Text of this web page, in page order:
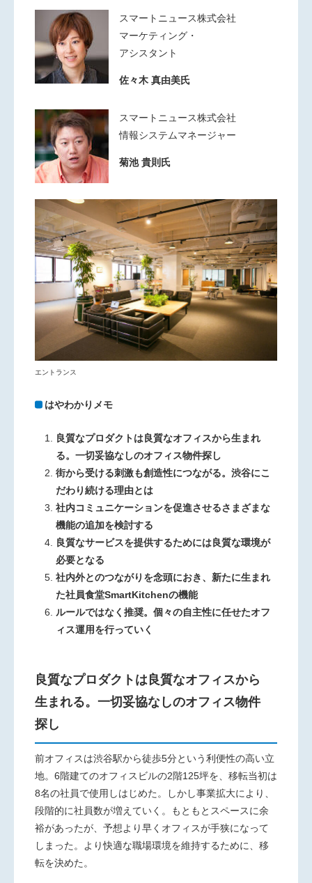
スマートニュース株式会社
マーケティング・
アシスタント
佐々木 真由美氏
スマートニュース株式会社
情報システムマネージャー
菊池 貴則氏
エントランス
はやわかりメモ
良質なプロダクトは良質なオフィスから生まれ
る。一切妥協なしのオフィス物件探し
街から受ける刺激も創造性につながる。渋谷にこ
だわり続ける理由とは
社内コミュニケーションを促進させるさまざまな
機能の追加を検討する
良質なサービスを提供するためには良質な環境が
必要となる
社内外とのつながりを念頭におき、新たに生まれ
た社員食堂SmartKitchenの機能
ルールではなく推奨。個々の自主性に任せたオフ
ィス運用を行っていく
良質なプロダクトは良質なオフィスから
生まれる。一切妥協なしのオフィス物件
探し
前オフィスは渋谷駅から徒歩5分という利便性の高い立
地。6階建てのオフィスビルの2階125坪を、移転当初は
8名の社員で使用しはじめた。しかし事業拡大により、
段階的に社員数が増え ていく。もともとスペースに余
裕があったが、予想より早くオフィ スが手狭になって
しまった。より快適な職場環境を維持するために、移
転を決めた。